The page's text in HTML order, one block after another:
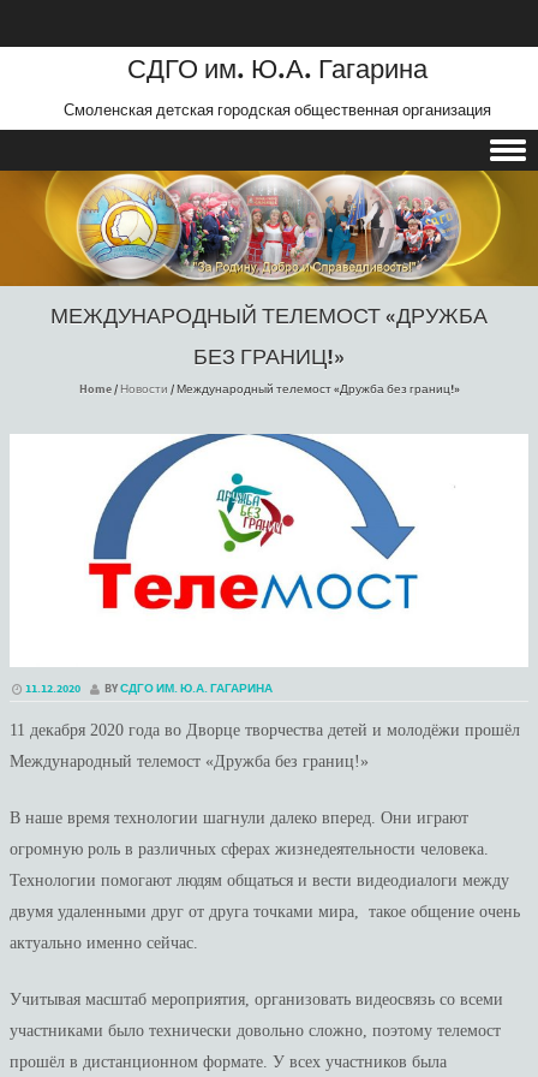
СДГО им. Ю.А. Гагарина
Смоленская детская городская общественная организация
Skip to content
МЕЖДУНАРОДНЫЙ ТЕЛЕМОСТ «ДРУЖБА
БЕЗ ГРАНИЦ!»
Home/Новости /Международный телемост «Дружба без границ!»
11.12.2020 BYСДГО ИМ. Ю.А. ГАГАРИНА
11 декабря 2020 года во Дворце творчества детей и молодёжи прошёл
Международный телемост «Дружба без границ!»
В наше время технологии шагнули далеко вперед. Они играют
огромную роль в различных сферах жизнедеятельности человека.
Технологии помогают людям общаться и вести видеодиалоги между
двумя удаленными друг от друга точками мира, такое общение очень
актуально именно сейчас.
Учитывая масштаб мероприятия, организовать видеосвязь со всеми
участниками было технически довольно сложно, поэтому телемост
прошёл в дистанционном формате. У всех участников была